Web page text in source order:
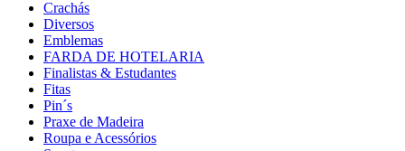
Crachás
Diversos
Emblemas
FARDA DE HOTELARIA
Finalistas & Estudantes
Fitas
Pin´s
Praxe de Madeira
Roupa e Acessórios